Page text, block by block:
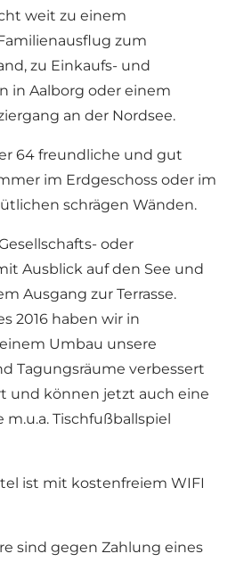
weit zu einem
zum
zu Einkaufs- und
in Aalborg oder einem
an der Nordsee.
64 freundliche und gut
im Erdgeschoss oder im
schrägen Wänden.
oder
Ausblick auf den See und
Ausgang zur Terrasse.
2016 haben wir in
Umbau unsere
Tagungsräume verbessert
und können jetzt auch eine
Tischfußballspiel
ist mit kostenfreiem WIFI
sind gegen Zahlung eines